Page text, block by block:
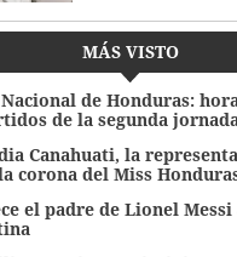
MÁS VISTO
de Honduras:
de la segunda jornada
Canahuati, la
corona del Miss
el padre de Lionel Messi